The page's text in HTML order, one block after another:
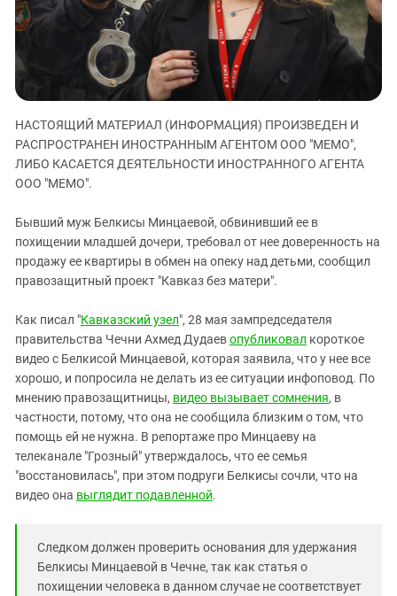
ЗАСТАВЛЯЕТ
КАВКАЗ ЗА ПАЛЕСТИНУ
ИНАКОМЫСЛИЕ В ЧЕЧНЕ
ПРЕСЛЕДОВАНИЕ АКТИВИСТОВ
МОБИЛИЗАЦИЯ И ПРОТЕСТЫ
Дагестан
Кабардино-Балкария
Калмыкия
Карачаево-Черкесия
Краснодарский край
Нагорный Карабах
Северная Осетия - Алания
СКФО
Ставропольский край
Чечня
Южный Кавказ
НАСТОЯЩИЙ МАТЕРИАЛ (ИНФОРМАЦИЯ) ПРОИЗВЕДЕН И
РАСПРОСТРАНЕН ИНОСТРАННЫМ АГЕНТОМ ООО "МЕМО",
ЛИБО КАСАЕТСЯ ДЕЯТЕЛЬНОСТИ ИНОСТРАННОГО АГЕНТА
ООО "МЕМО".
Бывший муж Белкисы Минцаевой, обвинивший ее в
похищении младшей дочери, требовал от нее доверенность на
продажу ее квартиры в обмен на опеку над детьми, сообщил
правозащитный проект "Кавказ без матери".
Как писал "Кавказский узел", 28 мая зампредседателя
правительства Чечни Ахмед Дудаевопубликовал короткое
видео с Белкисой Минцаевой, которая заявила, что у нее все
хорошо, и попросила не делать из ее ситуации инфоповод. По
мнению правозащитницы, видео вызывает сомнения, в
частности, потому, что она не сообщила близким о том, что
помощь ей не нужна. В репортаже про Минцаеву на
телеканале "Грозный" утверждалось, что ее семья
"восстановилась", при этом подруги Белкисы сочли, что на
видео она выглядит подавленной.
Следком должен проверить основания для удержания
Белкисы Минцаевой в Чечне, так как статья о
похищении человека в данном случае не соответствует